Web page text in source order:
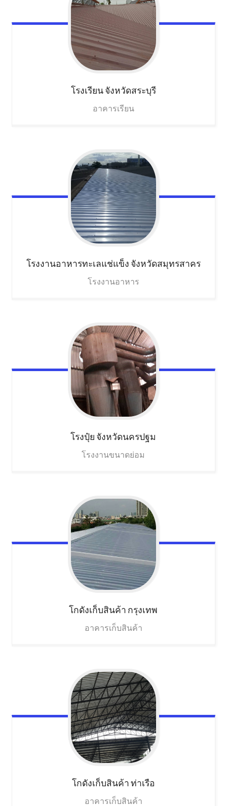
โรงเรียนจังหวัดสระบุรี
อาคารเรียน
โรงงานอาหารทะเลแช่แข็ง จังหวัดสมุทรสาคร
โรงงานอาหาร
โรงปุ๋ย จังหวัดนครปฐม
โรงงานขนาดย่อม
โกดังเก็บสินค้า กรุงเทพ
อาคารเก็บสินค้า
โกดังเก็บสินค้าท่าเรือ
อาคารเก็บสินค้า